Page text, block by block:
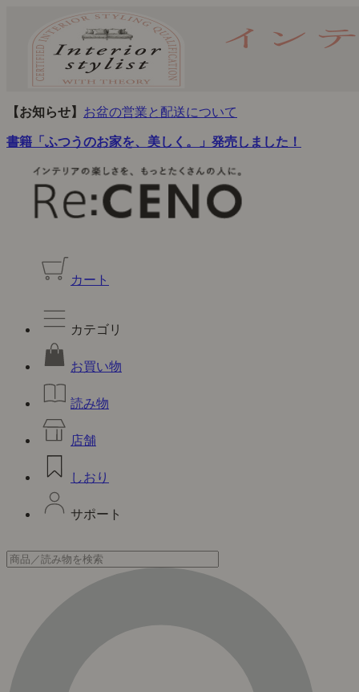
【お知らせ】 お盆の営業と配送について
書籍「ふつうのお家を、美しく。」発売しました！
カート
カテゴリ
お買い物
読み物
店舗
しおり
サポート